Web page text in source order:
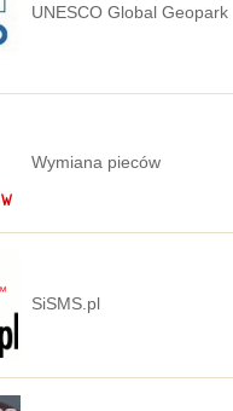
UNESCO Global Geopark
Wymiana pieców
SiSMS.pl